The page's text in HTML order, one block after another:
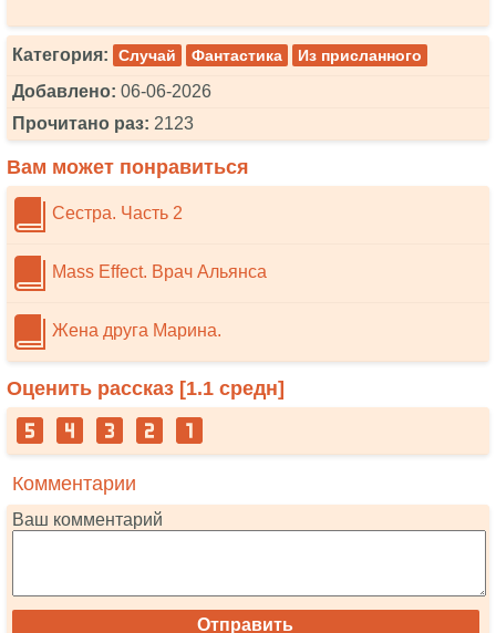
Категория: Случай Фантастика Из присланного
Добавлено: 06-06-2026
Прочитано раз: 2123
Вам может понравиться
Сестра. Часть 2
Mass Effect. Врач Альянса
Жена друга Марина.
Оценить рассказ [1.1 средн]
Комментарии
Ваш комментарий